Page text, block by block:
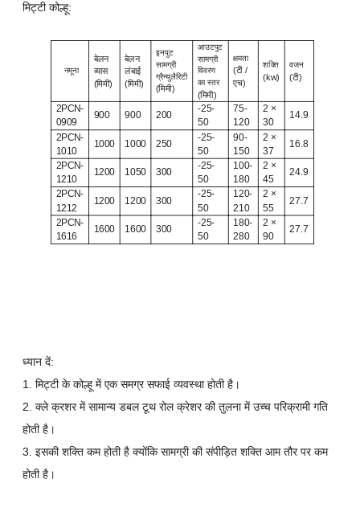
नोट) 2PGM (मैकेनिकल स्प्रिंग्स होल्ड प्रेशर) 2PGQ (हाइड्रोलिक स्ट्रक्चर)
मिट्टी कोल्हू:
नमूना
बेलन
व्यास
(मिमी)
बेलन
लंबाई
(मिमी)
इनपुट
सामग्री
ग्रैन्युलैरिटी
(मिमी)
आउटपुट
सामग्री
विवरण
का स्तर
(मिमी)
क्षमता
(टी /
एच)
शक्ति
(kw)
वजन
(टी)
2PCN-
0909
900 900 200
-25-
50
75-
120
2 ×
30
14.9
2PCN-
1010
1000 1000 250
-25-
50
90-
150
2 ×
37
16.8
2PCN-
1210
1200 1050 300
-25-
50
100-
180
2 ×
45
24.9
2PCN-
1212
1200 1200 300
-25-
50
120-
210
2 ×
55
27.7
2PCN-
1616
1600 1600 300
-25-
50
180-
280
2 ×
90
27.7
ध्यान दें:
1. मिट्टी के कोल्हू में एक समग्र सफाई व्यवस्था होती है।
2. क्ले क्रशर में सामान्य डबल टूथ रोल क्रेशर की तुलना में उच्च परिक्रामी गति
होती है।
3. इसकी शक्ति कम होती है क्योंकि सामग्री की संपीड़ित शक्ति आम तौर पर कम
होती है।